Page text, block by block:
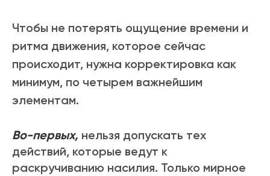
Чтобы не потерять ощущение времени и
ритма движения, которое сейчас
происходит, нужна корректировка как
минимум, по четырем важнейшим
элементам.
Во-первых, нельзя допускать тех
действий, которые ведут к
раскручиванию насилия. Только мирное